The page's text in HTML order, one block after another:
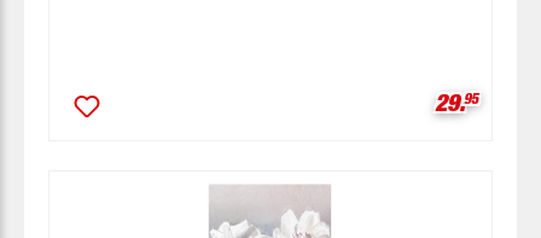
29.95